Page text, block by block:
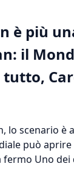
è più
il
lo scenario è
può aprire
fermo Uno